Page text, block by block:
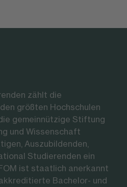
zählt die
größten Hochschulen
gemeinnützige Stiftung
und Wissenschaft
Auszubildenden,
Studierenden ein
ist staatlich anerkannt
Bachelor- und